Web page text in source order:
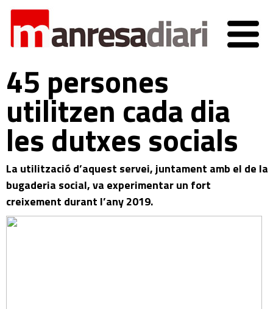
45 persones
utilitzen cada dia
les dutxes socials
La utilització d’aquest servei, juntament amb el de la
bugaderia social, va experimentar un fort
creixement durant l’any 2019.